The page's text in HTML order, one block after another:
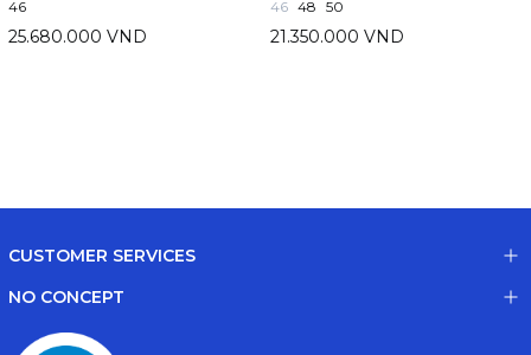
46
25.680.000 VND
46 48 50
21.350.000 VND
CUSTOMER SERVICES
NO CONCEPT